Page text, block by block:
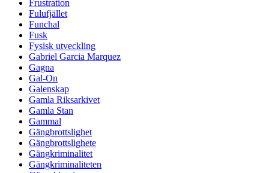
Frustration
Fulufjället
Funchal
Fusk
Fysisk utveckling
Gabriel Garcia Marquez
Gagna
Gal-On
Galenskap
Gamla Riksarkivet
Gamla Stan
Gammal
Gängbrottslighet
Gängbrottslighete
Gängkriminalitet
Gängkriminaliteten